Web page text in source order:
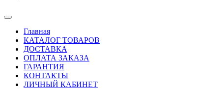
Главная
КАТАЛОГ ТОВАРОВ
ДОСТАВКА
ОПЛАТА ЗАКАЗА
ГАРАНТИЯ
КОНТАКТЫ
ЛИЧНЫЙ КАБИНЕТ